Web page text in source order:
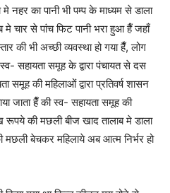
नहर का पानी भी पम्प के माध्यम से डाला
चार से पांच फिट पानी भरा हुआ हैँ जहाँ
की भी अच्छी व्यवस्था हो गया हैँ, लोग
सहायता समूह के द्वारा पंचायत से दस
समूह की महिलाओं द्वारा प्रतिवर्ष शासन
जाता हैँ की स्व- सहायता समूह की
की मछली बीज खाद तालाब मे डाला
मछली बेचकर महिलाये अब आत्म निर्भर हो